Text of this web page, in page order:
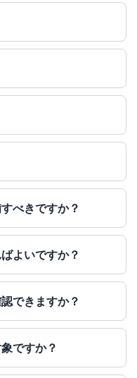
べきですか？
よいですか？
できますか？
ですか？